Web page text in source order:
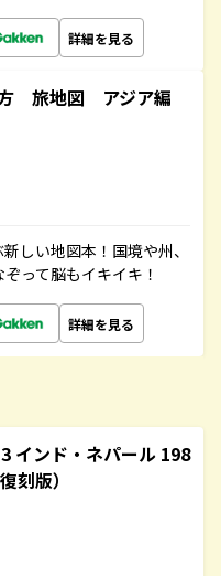
詳細を見る
旅地図 アジア編
しい地図本！国境や州、
って脳もイキイキ！
詳細を見る
インド・ネパール 198
刻版）